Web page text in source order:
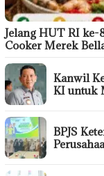
Jelang HUT RI ke-
Cooker Merek
Kanwil
KI untuk
BPJS